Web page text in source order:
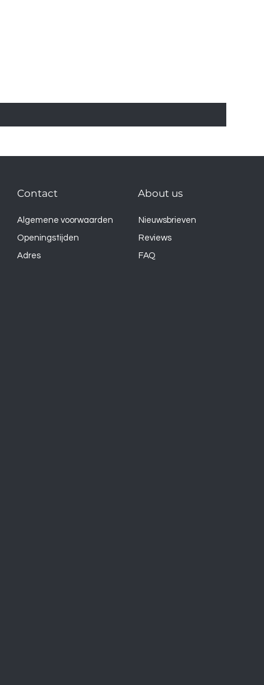
About us
Nieuwsbrieven
Reviews
FAQ
Contact
Algemene voorwaarden
Openingstijden
Adres